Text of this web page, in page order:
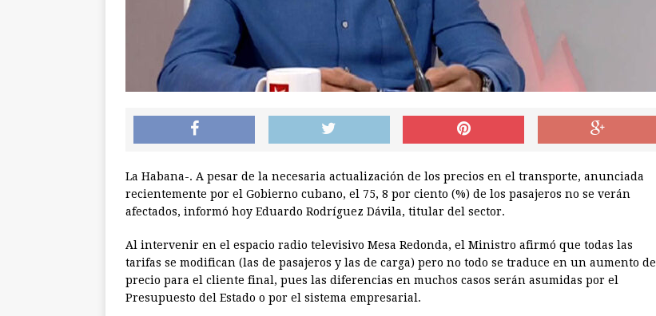
La Habana-. A pesar de la necesaria actualización de los precios en el transporte, anunciada
recientemente por el Gobierno cubano, el 75, 8 por ciento (%) de los pasajeros no se verán
afectados, informó hoy Eduardo Rodríguez Dávila, titular del sector.
Al intervenir en el espacio radio televisivo Mesa Redonda, el Ministro afirmó que todas las
tarifas se modifican (las de pasajeros y las de carga) pero no todo se traduce en un aumento de
precio para el cliente final, pues las diferencias en muchos casos serán asumidas por el
Presupuesto del Estado o por el sistema empresarial.